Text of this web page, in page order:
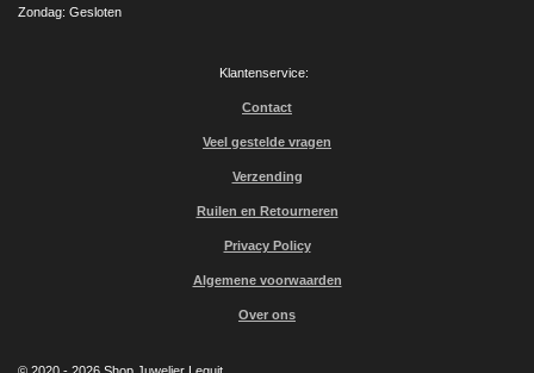
Zondag: Gesloten
Klantenservice:
Contact
Veel gestelde vragen
Verzending
Ruilen en Retourneren
Privacy Policy
Algemene voorwaarden
Over ons